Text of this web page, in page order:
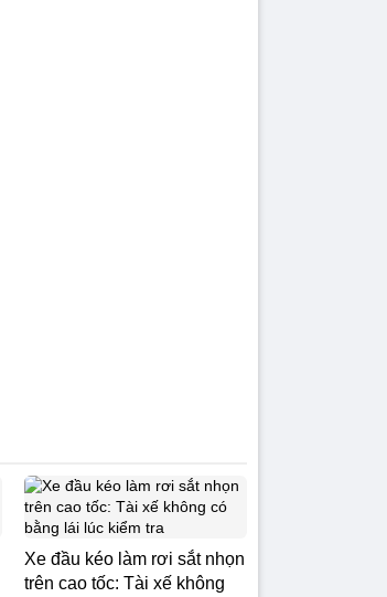
Xe đầu kéo làm rơi sắt nhọn
trên cao tốc: Tài xế không